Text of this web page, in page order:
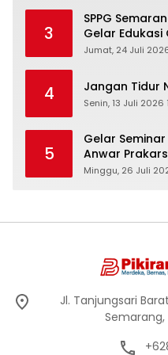
3
SPPG
Gelar Edukasi
Peringati Hari
Jumat, 24 Juli 2026
4 Jangan Tidur
Senin, 13 Juli 2026
5
Gelar Seminar
Anwar
di Logung
Minggu, 26 Juli
Jl. Tanjungsari
Semarang,